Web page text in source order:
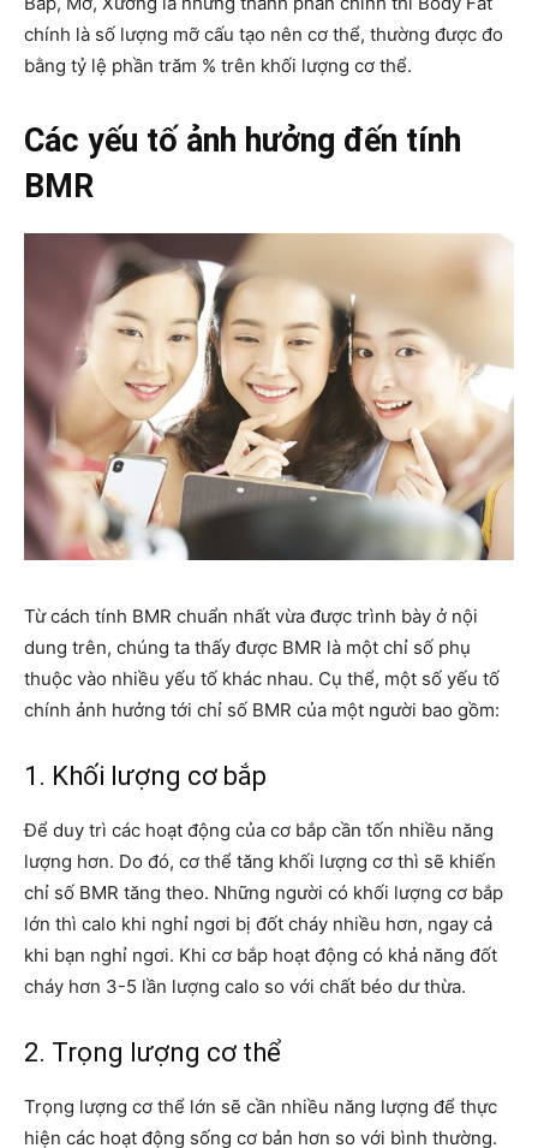
chính là số lượng mỡ cấu tạo nên cơ thể, thường được đo
bằng tỷ lệ phần trăm % trên khối lượng cơ thể.
Các yếu tố ảnh hưởng đến tính
BMR
Từ cách tính BMR chuẩn nhất vừa được trình bày ở nội
dung trên, chúng ta thấy được BMR là một chỉ số phụ
thuộc vào nhiều yếu tố khác nhau. Cụ thể, một số yếu tố
chính ảnh hưởng tới chỉ số BMR của một người bao gồm:
1. Khối lượng cơ bắp
Để duy trì các hoạt động của cơ bắp cần tốn nhiều năng
lượng hơn. Do đó, cơ thể tăng khối lượng cơ thì sẽ khiến
chỉ số BMR tăng theo. Những người có khối lượng cơ bắp
lớn thì calo khi nghỉ ngơi bị đốt cháy nhiều hơn, ngay cả
khi bạn nghỉ ngơi. Khi cơ bắp hoạt động có khả năng đốt
cháy hơn 3-5 lần lượng calo so với chất béo dư thừa.
2. Trọng lượng cơ thể
Trọng lượng cơ thể lớn sẽ cần nhiều năng lượng để thực
hiện các hoạt động sống cơ bản hơn so với bình thường.